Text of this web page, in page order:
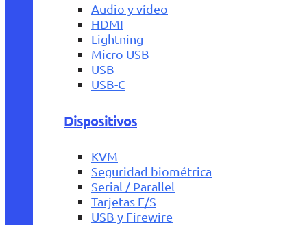
Audio y vídeo
HDMI
Lightning
Micro USB
USB
USB-C
Dispositivos
KVM
Seguridad biométrica
Serial / Parallel
Tarjetas E/S
USB y Firewire